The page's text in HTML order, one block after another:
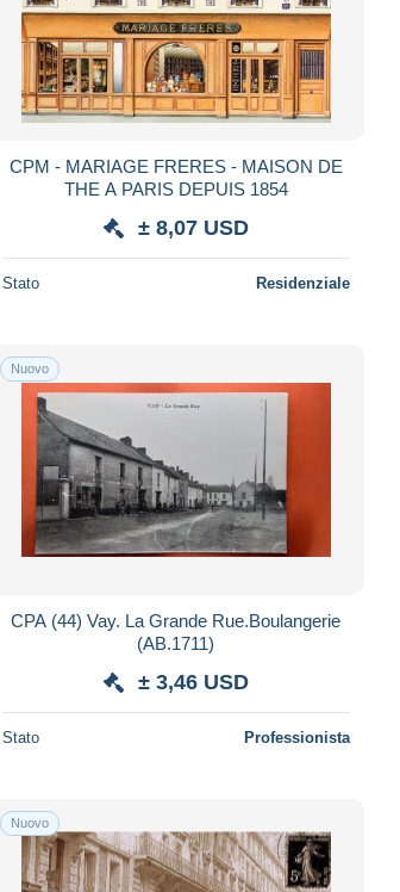
CPM - MARIAGE FRERES - MAISON DE
THE A PARIS DEPUIS 1854
± 8,07 USD
Stato Residenziale
Nuovo
CPA (44) Vay. La Grande Rue.Boulangerie
(AB.1711)
± 3,46 USD
Stato Professionista
Nuovo